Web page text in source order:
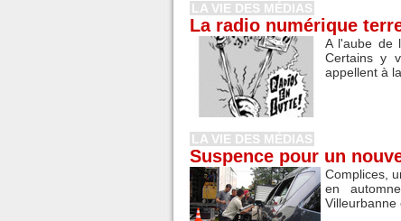
LA VIE DES MÉDIAS
La radio numérique
A l'aube de
Certains y
appellent à
LA VIE DES MÉDIAS
Suspence pour un
Complices,
en
Villeurbanne